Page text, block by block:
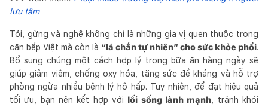
lưu tâm
Tỏi, gừng và nghệ không chỉ là những gia vị quen thuộc trong
căn bếp Việt mà còn là “lá chắn tự nhiên” cho sức khỏe phổi.
Bổ sung chúng một cách hợp lý trong bữa ăn hàng ngày sẽ
giúp giảm viêm, chống oxy hóa, tăng sức đề kháng và hỗ trợ
phòng ngừa nhiều bệnh lý hô hấp. Tuy nhiên, để đạt hiệu quả
tối ưu, bạn nên kết hợp với lối sống lành mạnh , tránh khói